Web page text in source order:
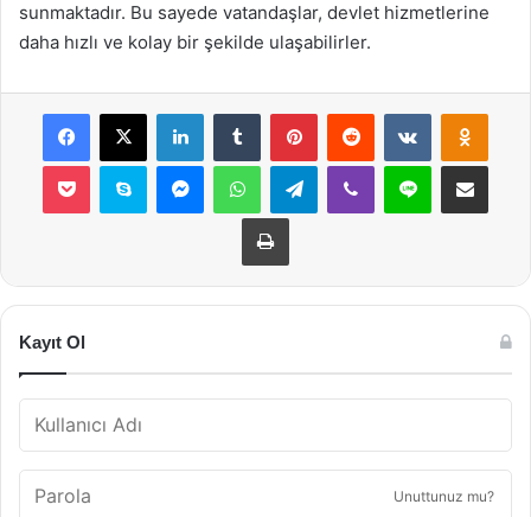
sunmaktadır. Bu sayede vatandaşlar, devlet hizmetlerine
daha hızlı ve kolay bir şekilde ulaşabilirler.
Facebook
X LinkedInTumblr PinterestReddit VKontakte
Pocket Skype MessengerWhatsAppTelegramViber Line E-Posta ile
Yazdır
Kayıt Ol
Unuttunuz mu?